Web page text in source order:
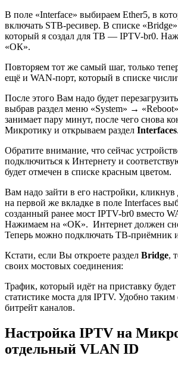
В поле «Interface» выбираем Ether5, в
включать STB-ресивер. В списке
который я создал для ТВ — IPTV-br0.
«ОК».
Повторяем тот же самый шаг, только
ещё и WAN-порт, который в списке
После этого Вам надо будет
выбрав раздел меню «System» →
занимает пару минут, после чего снова
Микротику и открываем раздел Interfaces.
Обратите внимание, что сейчас
подключиться к Интернету и
будет отмечен в списке красным цветом.
Вам надо зайти в его настройки,
на первой же вкладке в поле Interfaces
созданный ранее мост IPTV-br0 вместо
Нажимаем на «ОК». Интернет должен
Теперь можно подключать ТВ-приёмник и
Кстати, если Вы откроете раздел Bridge,
своих мостовых соединения:
Трафик, который идёт на приставку будет
статистике моста для IPTV. Удобно
битрейт каналов.
Настройка IPTV на
отдельный VLAN ID